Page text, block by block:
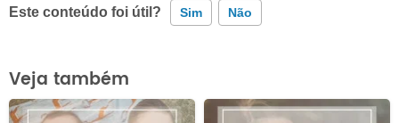
Este conteúdo foi útil? Sim Não
Este conteúdo contém informação incorreta
Este conteúdo não tem a informação que procuro
Veja também